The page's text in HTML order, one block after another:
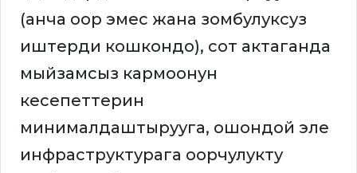
(анча оор эмес жана зомбулуксуз
иштерди кошкондо), сот актаганда
мыйзамсыз кармоонун
кесепеттерин
минималдаштырууга, ошондой эле
инфраструктурага оорчулукту